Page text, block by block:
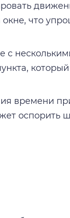
что
с
времени
оспорить